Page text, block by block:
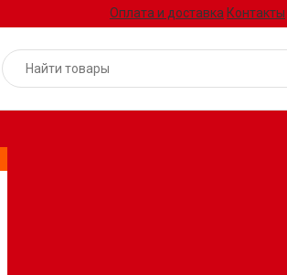
Оплата и доставка Контакты